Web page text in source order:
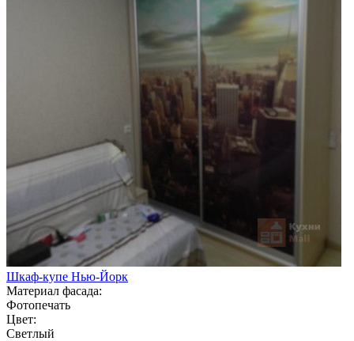
Шкаф-купе Нью-Йорк
Материал фасада:
Фотопечать
Цвет:
Светлый